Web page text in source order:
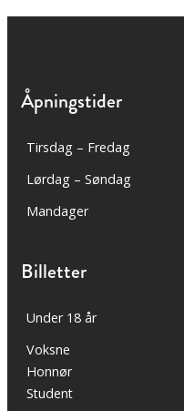
Åpningstider
Tirsdag – Fredag
Lørdag – Søndag
Mandager
Billetter
Under 18 år
Voksne
Honnør
Student